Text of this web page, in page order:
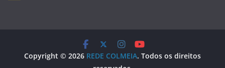
Copyright © 2026 REDE COLMEIA. Todos os direitos